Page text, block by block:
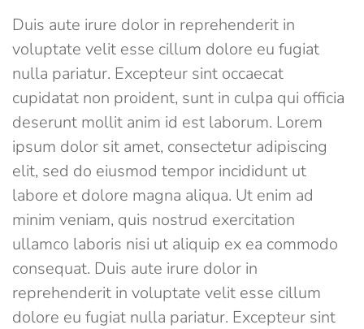
Duis aute irure dolor in reprehenderit in
voluptate velit esse cillum dolore eu fugiat
nulla pariatur. Excepteur sint occaecat
cupidatat non proident, sunt in culpa qui officia
deserunt mollit anim id est laborum. Lorem
ipsum dolor sit amet, consectetur adipiscing
elit, sed do eiusmod tempor incididunt ut
labore et dolore magna aliqua. Ut enim ad
minim veniam, quis nostrud exercitation
ullamco laboris nisi ut aliquip ex ea commodo
consequat. Duis aute irure dolor in
reprehenderit in voluptate velit esse cillum
dolore eu fugiat nulla pariatur. Excepteur sint